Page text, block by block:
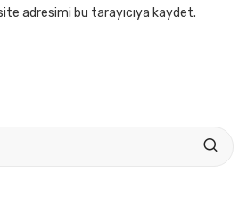
adresimi bu tarayıcıya kaydet.